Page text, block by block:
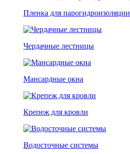
Пленка для парогидроизоляции
Чердачные лестницы
Мансардные окна
Крепеж для кровли
Водосточные системы